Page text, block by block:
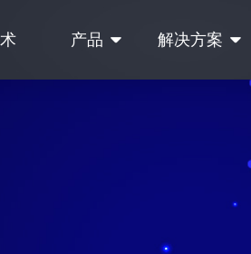
产品 解决方案